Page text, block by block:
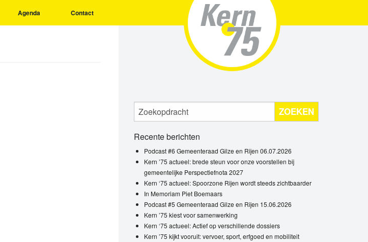
Agenda Contact
ZOEKEN
Recente berichten
Podcast #6 Gemeenteraad Gilze en Rijen 06.07.2026
Kern ’75 actueel: brede steun voor onze voorstellen bij
gemeentelijke Perspectiefnota 2027
Kern ‘75 actueel: Spoorzone Rijen wordt steeds zichtbaarder
In Memoriam Piet Boemaars
Podcast #5 Gemeenteraad Gilze en Rijen 15.06.2026
Kern ’75 kiest voor samenwerking
Kern ‘75 actueel: Actief op verschillende dossiers
Kern ’75 kijkt vooruit: vervoer, sport, erfgoed en mobiliteit